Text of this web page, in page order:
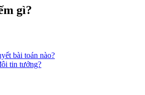
gì?
bài toán nào?
tin tưởng?